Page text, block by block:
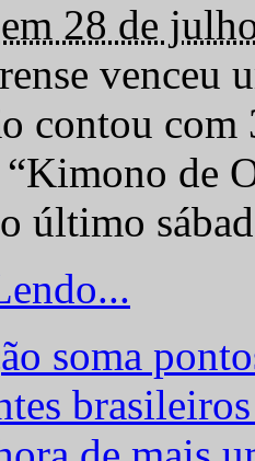
28 de
venceu
contou com
de
último